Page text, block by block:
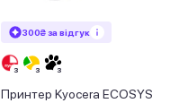
300₴ за відгук
Принтер Kyocera ECOSYS